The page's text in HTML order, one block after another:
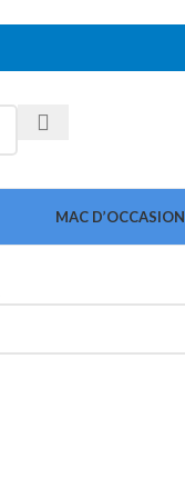
MAC D’OCCASION